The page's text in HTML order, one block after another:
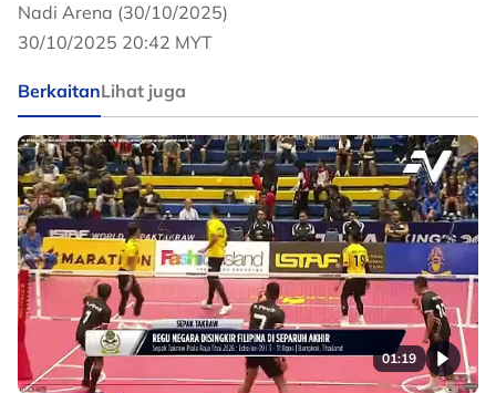
Nadi Arena (30/10/2025)
30/10/2025 20:42 MYT
BerkaitanLihat juga
01:19